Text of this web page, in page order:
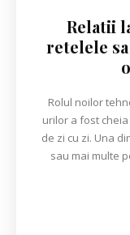
Relatii
retelele
Rolul noilor
urilor a fost
de zi cu zi. Una
sau mai multe